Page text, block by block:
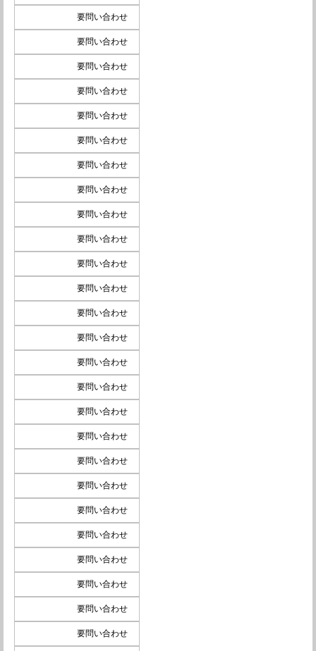
要問い合わせ
要問い合わせ
要問い合わせ
要問い合わせ
要問い合わせ
要問い合わせ
要問い合わせ
要問い合わせ
要問い合わせ
要問い合わせ
要問い合わせ
要問い合わせ
要問い合わせ
要問い合わせ
要問い合わせ
要問い合わせ
要問い合わせ
要問い合わせ
要問い合わせ
要問い合わせ
要問い合わせ
要問い合わせ
要問い合わせ
要問い合わせ
要問い合わせ
要問い合わせ